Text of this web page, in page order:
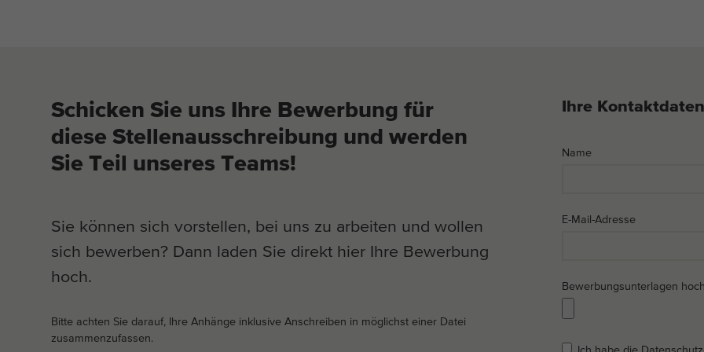
Schicken Sie uns Ihre Bewerbung für
diese Stellenausschreibung und werden
Sie Teil unseres Teams!
Sie können sich vorstellen, bei uns zu arbeiten und wollen
sich bewerben? Dann laden Sie direkt hier Ihre Bewerbung
hoch.
Bitte achten Sie darauf, Ihre Anhänge inklusive Anschreiben in möglichst einer Datei
zusammenzufassen.
Ihre Kontaktdaten
Name
E-Mail-Adresse
Bewerbungsunterlagen
Ich habe die